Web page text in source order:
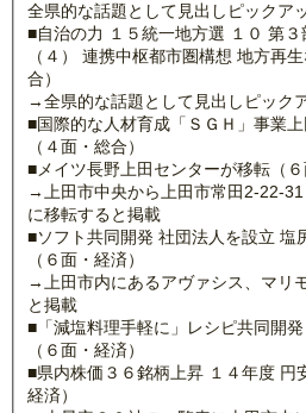
全県的な話題として見出しピックア
■自治の力 １５統一地方選 １０ 第
（４） 連携中枢都市圏構想 地方再
合）
→全県的な話題として見出しピックア
■国際的な人材育成「ＳＧＨ」事業
（４面・総合）
■メイツ長野上田センターが移転（６
→上田市中央から上田市常田
に移転すると掲載
■ソフト共同開発 社団法人を設立 塩
（６面・経済）
→上田市内にあるアヴァシス、マリ
と掲載
■「減塩料理手軽に」レシピ共同開
（６面・経済）
■県内株価３６銘柄上昇 １４年度 円
経済）